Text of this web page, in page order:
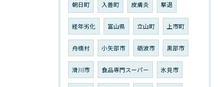
朝日町 入善町 皮膚炎 撃退
経年劣化 富山県 立山町 上市町
舟橋村 小矢部市 砺波市 黒部市
滑川市 食品専門スーパー 氷見市